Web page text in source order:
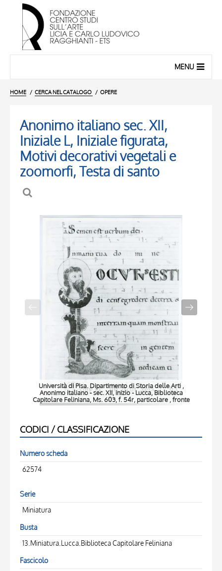
MENU
HOME CERCA NEL CATALOGO OPERE
Anonimo italiano sec. XII,
Iniziale L, Iniziale figurata,
Motivi decorativi vegetali e
zoomorfi, Testa di santo
Università di Pisa. Dipartimento di Storia delle Arti ,
Anonimo italiano - sec. XII, inizio - Lucca, Biblioteca
Capitolare Feliniana, Ms. 603, f. 54r, particolare , fronte
CODICI / CLASSIFICAZIONE
Numero scheda
62574
Serie
Miniatura
Busta
13.Miniatura.Lucca.Biblioteca Capitolare Feliniana
Fascicolo